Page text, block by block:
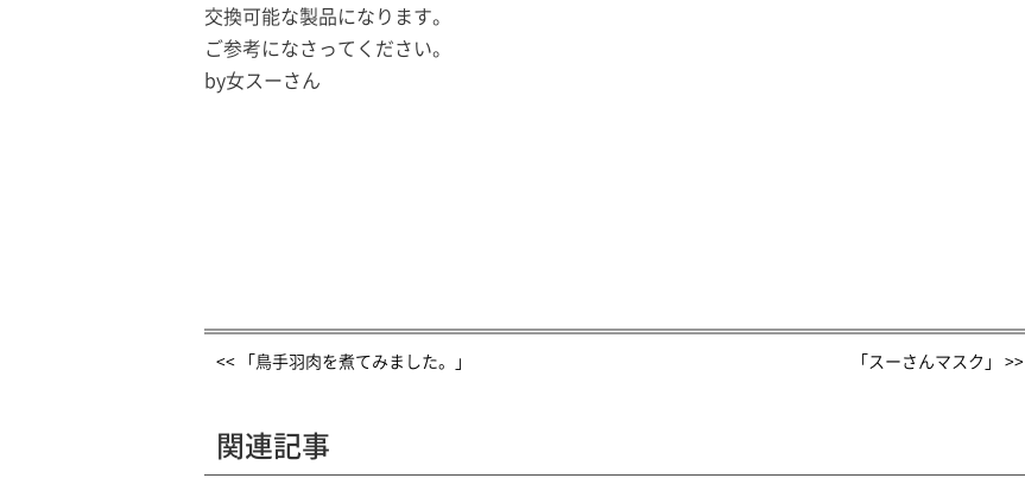
交換可能な製品になります。
ご参考になさってください。
by女スーさん
<< 「鳥手羽肉を煮てみました。」 「スーさんマスク」 >>
関連記事